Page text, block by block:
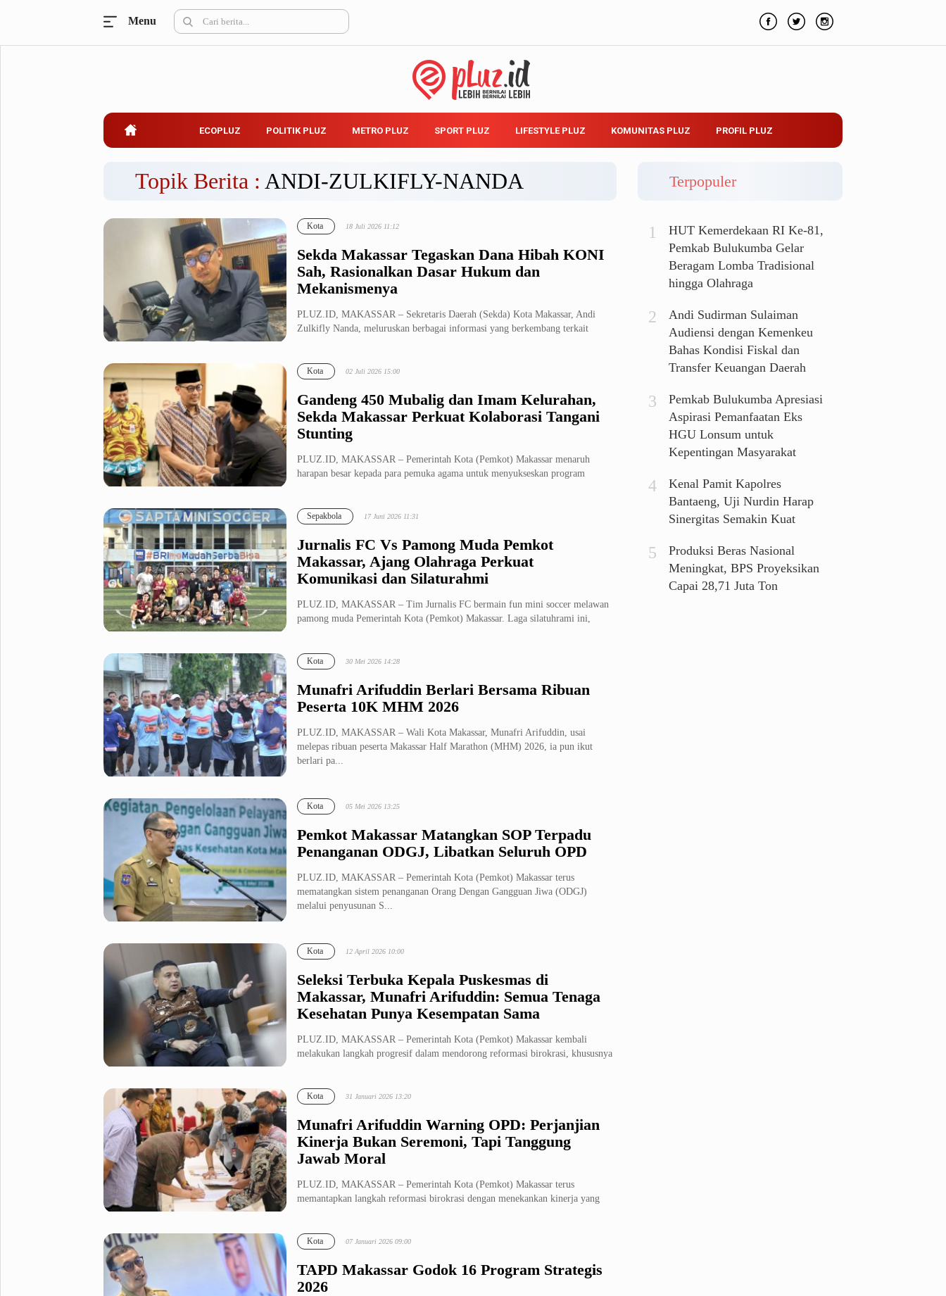
Belanja
Kuliner
Partai Politik
Pilpres
Hukum & Kriminal
Internasional
Citizen
Pemerintahan
Bulutangkis
Golf
Infotainment
Parenting
Menu
ECOPLUZ POLITIK PLUZ METRO PLUZ SPORT PLUZ LIFESTYLE PLUZ KOMUNITAS PLUZ PROFIL PLUZ
Topik Berita : ANDI-ZULKIFLY-NANDA
Sekda Makassar Tegaskan Dana Hibah KONI
Sah, Rasionalkan Dasar Hukum dan
Mekanismenya
Kota 18 Juli 2026 11:12
PLUZ.ID, MAKASSAR – Sekretaris Daerah (Sekda) Kota Makassar, Andi
Zulkifly Nanda, meluruskan berbagai informasi yang berkembang terkait
Gandeng 450 Mubalig dan Imam Kelurahan,
Sekda Makassar Perkuat Kolaborasi Tangani
Stunting
Kota 02 Juli 2026 15:00
PLUZ.ID, MAKASSAR – Pemerintah Kota (Pemkot) Makassar menaruh
harapan besar kepada para pemuka agama untuk menyukseskan program
Jurnalis FC Vs Pamong Muda Pemkot
Makassar, Ajang Olahraga Perkuat
Komunikasi dan Silaturahmi
Sepakbola 17 Juni 2026 11:31
PLUZ.ID, MAKASSAR – Tim Jurnalis FC bermain fun mini soccer melawan
pamong muda Pemerintah Kota (Pemkot) Makassar. Laga silatuhrami ini,
Munafri Arifuddin Berlari Bersama Ribuan
Peserta 10K MHM 2026
Kota 30 Mei 2026 14:28
PLUZ.ID, MAKASSAR – Wali Kota Makassar, Munafri Arifuddin, usai
melepas ribuan peserta Makassar Half Marathon (MHM) 2026, ia pun ikut
berlari pa...
Pemkot Makassar Matangkan SOP Terpadu
Penanganan ODGJ, Libatkan Seluruh OPD
Kota 05 Mei 2026 13:25
PLUZ.ID, MAKASSAR – Pemerintah Kota (Pemkot) Makassar terus
mematangkan sistem penanganan Orang Dengan Gangguan Jiwa (ODGJ)
melalui penyusunan S...
Seleksi Terbuka Kepala Puskesmas di
Makassar, Munafri Arifuddin: Semua Tenaga
Kesehatan Punya Kesempatan Sama
Kota 12 April 2026 10:00
PLUZ.ID, MAKASSAR – Pemerintah Kota (Pemkot) Makassar kembali
melakukan langkah progresif dalam mendorong reformasi birokrasi, khususnya
Munafri Arifuddin Warning OPD: Perjanjian
Kinerja Bukan Seremoni, Tapi Tanggung
Jawab Moral
Kota 31 Januari 2026 13:20
PLUZ.ID, MAKASSAR – Pemerintah Kota (Pemkot) Makassar terus
memantapkan langkah reformasi birokrasi dengan menekankan kinerja yang
TAPD Makassar Godok 16 Program Strategis
2026
Kota 07 Januari 2026 09:00
Terpopuler
HUT Kemerdekaan RI Ke-81,
Pemkab Bulukumba Gelar
Beragam Lomba Tradisional
hingga Olahraga
Andi Sudirman Sulaiman
Audiensi dengan Kemenkeu
Bahas Kondisi Fiskal dan
Transfer Keuangan Daerah
Pemkab Bulukumba Apresiasi
Aspirasi Pemanfaatan Eks
HGU Lonsum untuk
Kepentingan Masyarakat
Kenal Pamit Kapolres
Bantaeng, Uji Nurdin Harap
Sinergitas Semakin Kuat
Produksi Beras Nasional
Meningkat, BPS Proyeksikan
Capai 28,71 Juta Ton